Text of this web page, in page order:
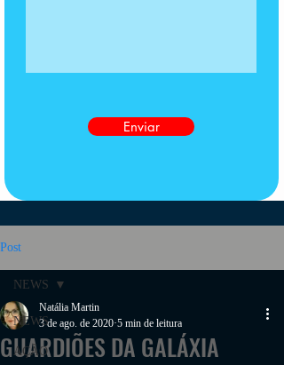
Enviar
Post
NEWS
AÇÃO
NEWS
GUARDIÕES DA GALÁXIA
Natália Martin
3 de ago. de 2020 5 min de leitura